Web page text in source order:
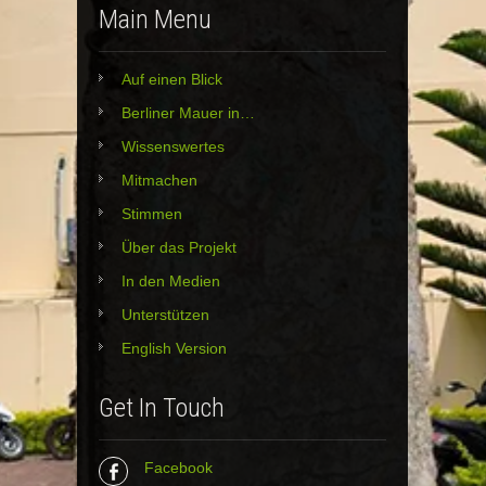
Main Menu
Auf einen Blick
Berliner Mauer in…
Wissenswertes
Mitmachen
Stimmen
Über das Projekt
In den Medien
Unterstützen
English Version
Get In Touch
Facebook